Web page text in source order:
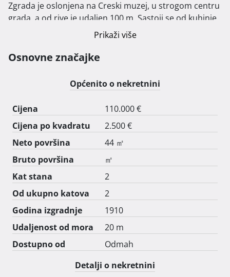
Zgrada je oslonjena na Creski muzej, u strogom centru
grada, a od rive je udaljen 100 m. Sastoji se od kuhinje
s blagovaonicom, dvije spavaće sobe, kupaonicom i
koje služi kao spremište.
Iako je stan smješten u samom centru grada, lokacija je
dosta mirna čak i u špici turističke sezone.
Molimo zvati na broj 0912939299
Prikaži više
Osnovne značajke
Općenito o nekretnini
Cijena
110.000 €
Cijena po kvadratu
2.500 €
Neto površina
44 ㎡
Bruto površina
㎡
Kat stana
2
Od ukupno katova
2
Godina izgradnje
1910
Udaljenost od mora
20 m
Dostupno od
Odmah
Detalji o nekretnini